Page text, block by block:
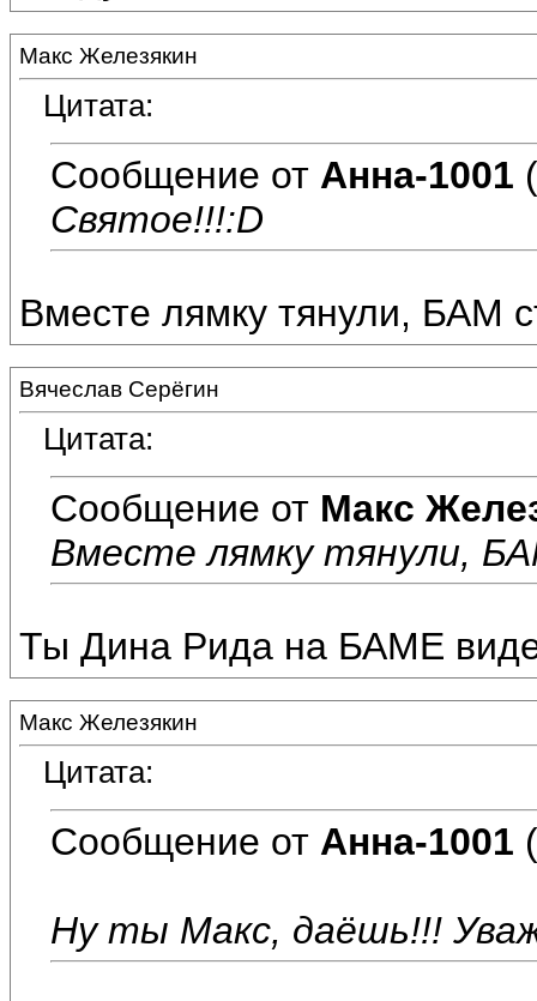
Макс Железякин
Цитата:
Сообщение от Анна-1001
Святое!!!:D
Вместе лямку тянули, БАМ
Вячеслав Серёгин
Цитата:
Сообщение от Макс
Вместе лямку тянули,
Ты Дина Рида на БАМЕ
Макс Железякин
Цитата:
Сообщение от Анна-1001
Ну ты Макс, даёшь!!!